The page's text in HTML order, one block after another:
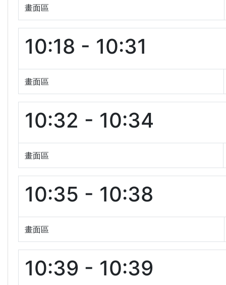
畫面區
10:18 - 10:31
畫面區
10:32 - 10:34
畫面區
10:35 - 10:38
畫面區
10:39 - 10:39